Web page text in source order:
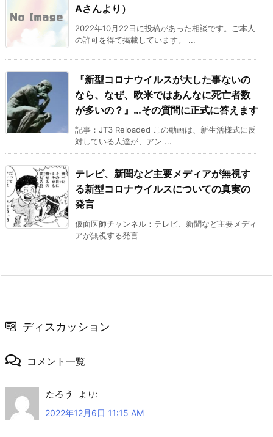
Aさんより）
2022年10月22日に投稿があった相談です。ご本人
の許可を得て掲載しています。 ...
『新型コロナウイルスが大した事ないの
なら、なぜ、欧米ではあんなに死亡者数
が多いの？』…その質問に正式に答えます
記事：JT3 Reloaded この動画は、新生活様式に反
対している人達が、アン ...
テレビ、新聞など主要メディアが無視す
る新型コロナウイルスについての真実の
発言
仮面医師チャンネル：テレビ、新聞など主要メディ
アが無視する発言
ディスカッション
コメント一覧
たろう
より:
2022年12月6日 11:15 AM